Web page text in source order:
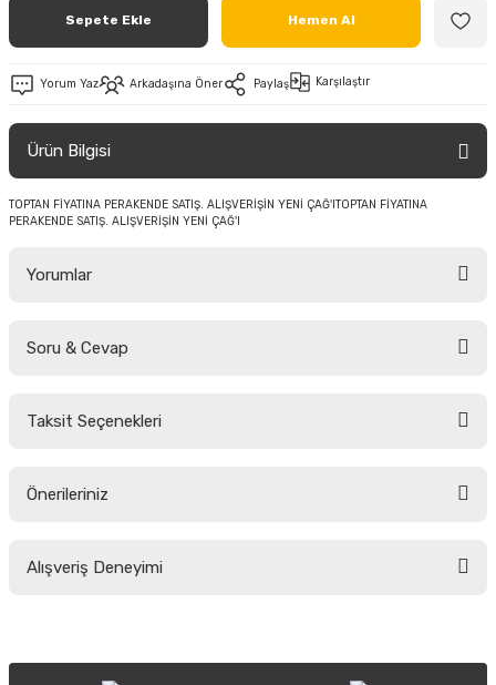
Sepete Ekle Hemen Al
Yorum Yaz Arkadaşına Öner Paylaş Karşılaştır
Ürün Bilgisi
TOPTAN FİYATINA PERAKENDE SATIŞ. ALIŞVERİŞİN YENİ ÇAĞ'ITOPTAN FİYATINA
PERAKENDE SATIŞ. ALIŞVERİŞİN YENİ ÇAĞ'I
Yorumlar
Soru & Cevap
Taksit Seçenekleri
Önerileriniz
yetersiz gördüğünüz noktaları öneri formunu kullanarak tarafımıza
Alışveriş Deneyimi